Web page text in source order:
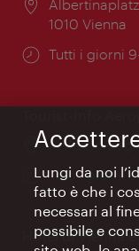
Posizione:
1010 Vienna
Orari
Tutti i giorni
Posizione:
nell’atrio degli
Orari
di
apertura:
Tutti i giorni
Hotel di Vienna
Lungi da noi
fatto è che i
necessari al
possibile e